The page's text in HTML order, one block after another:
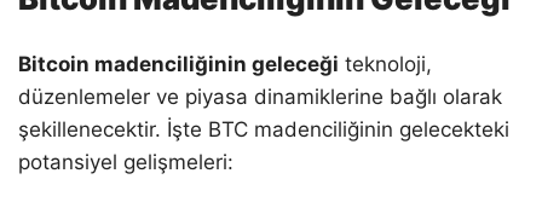
Bitcoin madenciliğinin geleceği teknoloji,
düzenlemeler ve piyasa dinamiklerine bağlı olarak
şekillenecektir. İşte BTC madenciliğinin gelecekteki
potansiyel gelişmeleri: